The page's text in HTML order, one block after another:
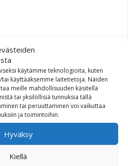
käytämme teknologioita, kuten
käyttääksemme laitetietoja. Näiden
meille mahdollisuuden käsitellä
tai yksilöllisiä tunnuksia tällä
tai peruuttaminen voi vaikuttaa
ja toimintoihin.
Hyväksy
Kiellä